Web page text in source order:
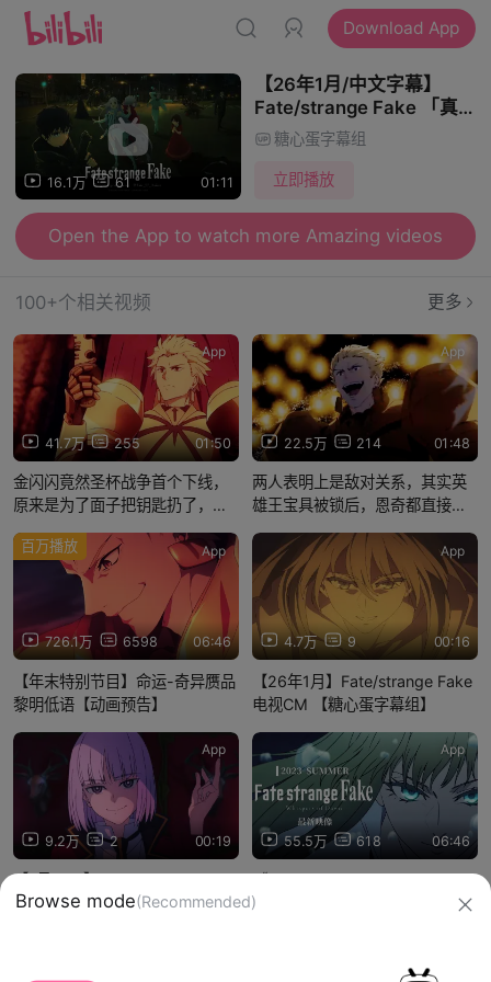
Download App
16.1万 61 01:11
【26年1月/中文字幕】
Fate/strange Fake 「真」
PV2【糖心蛋字幕组】
糖心蛋字幕组
立即播放
Open the App to watch more Amazing videos
100+个相关视频 更多
41.7万 255 01:50
App
金闪闪竟然圣杯战争首个下线，
原来是为了面子把钥匙扔了，之
22.5万 214 01:48
App
两人表明上是敌对关系，其实英
雄王宝具被锁后，恩奇都直接选
726.1万 6598 06:46
百万播放 App
【年末特别节目】命运-奇异赝品
黎明低语【动画预告】
4.7万 9 00:16
App
【26年1月】Fate/strange Fake
电视CM 【糖心蛋字幕组】
9.2万 2 00:19
App
【1月/A-1】Fate/strange Fake
第5话预告【MCE汉化组】
55.5万 618 06:46
App
《Fate/strange Fake -Whispers
of Dawn-》6分钟新影像 2023
Browse mode(Recommended)